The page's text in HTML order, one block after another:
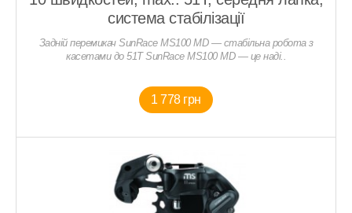
система стабілізації
Задній перемикач SunRace MS100 MD — стабільна робота з
касетами до 51T SunRace MS100 MD — це наді..
1 778 грн